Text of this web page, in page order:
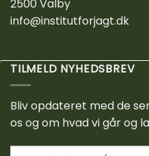
2500 Valby
info@institutforjagt.dk
TILMELD NYHEDSBREV
Bliv opdateret med de
os og om hvad vi går og